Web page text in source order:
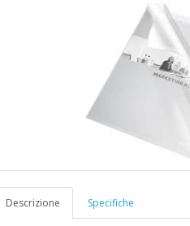
Descrizione Specifiche